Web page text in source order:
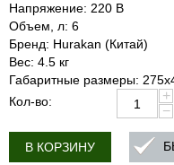
Напряжение: 220 В
Объем, л: 6
Бренд: Hurakan (Китай)
Вес: 4.5 кг
Габаритные размеры:
Кол-во:
+
−
В КОРЗИНУ